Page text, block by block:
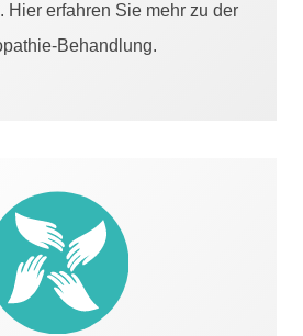
Hier erfahren Sie mehr zu der
Behandlung.